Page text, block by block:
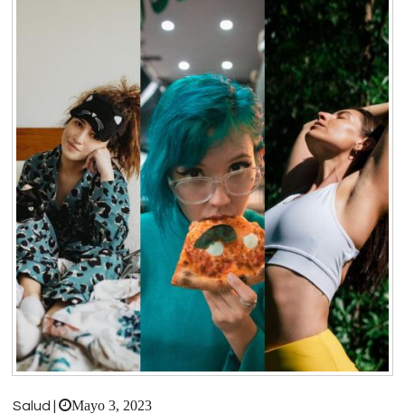
Salud | Mayo 3, 2023